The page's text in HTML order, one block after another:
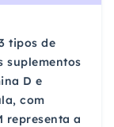
tipos de
suplementos
D e
com
representa a